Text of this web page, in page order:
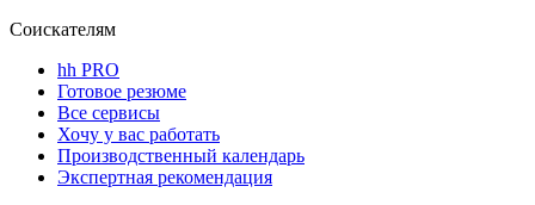
Соискателям
hh PRO
Готовое резюме
Все сервисы
Хочу у вас работать
Производственный календарь
Экспертная рекомендация